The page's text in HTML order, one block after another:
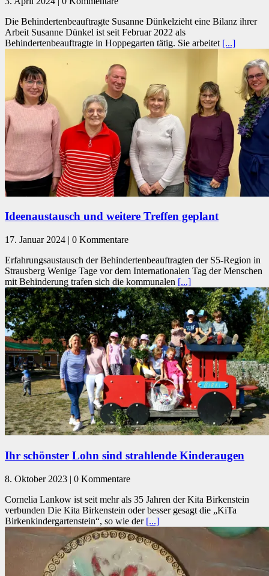
Die Behindertenbeauftragte Susanne Dünkelzieht eine Bilanz ihrer
Arbeit Susanne Dünkel ist seit Februar 2022 als
Behindertenbeauftragte in Hoppegarten tätig. Sie arbeitet [...]
Ideenaustausch und weitere Treffen geplant
17. Januar 2024 | 0 Kommentare
Erfahrungsaustausch der Behindertenbeauftragten der S5-Region in
Strausberg Wenige Tage vor dem Internationalen Tag der Menschen
mit Behinderung trafen sich die kommunalen [...]
Ihr schönster Lohn sind strahlende Kinderaugen
8. Oktober 2023 | 0 Kommentare
Cornelia Lankow ist seit mehr als 35 Jahren der Kita Birkenstein
verbunden Die Kita Birkenstein oder besser gesagt die „KiTa
Birkenkindergartenstein“, so wie der [...]